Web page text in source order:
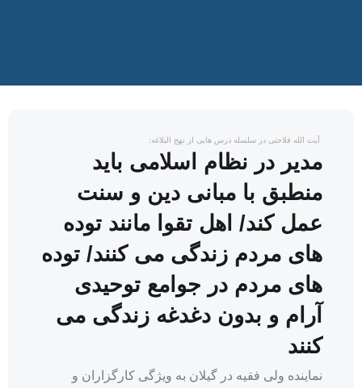
‍ آیت الله فلاحتی در سلسله درس هایی از نهج البلاغه:
مدیر در نظام اسلامی باید
منطبق با مبانی دین و سنت
عمل کند/ اهل تقوا مانند توده
های مردم زندگی می کنند/ توده
های مردم در جوامع توحیدی
آرام و بدون دغدغه زندگی می
کنند
نماینده ولی فقیه در گیلان به ویژگی کارگزاران و